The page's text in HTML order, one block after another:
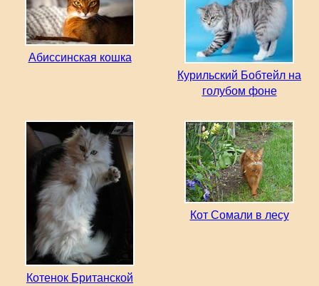
Абиссинская кошка
Курильский Бобтейл на
голубом фоне
Котенок Британской
Кот Сомали в лесу